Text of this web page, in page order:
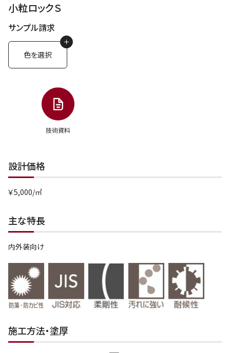
小粒ロックＳ
サンプル請求
色を選択
技術資料
設計価格
￥5,000/㎡
主な特長
内外装向け
施工方法・塗厚